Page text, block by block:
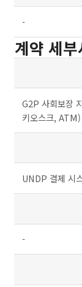
-
계약 세
G2P 사회보장
키오스크,
UNDP 결제 시
-